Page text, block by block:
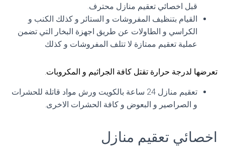
قبل اخصائي تعقيم منازل محترف.
القيام بتنظيف المفروشات و الستائر و كذلك الكنب و
الكراسي و الطاولات عن طريق اجهزة البخار التي تضمن
عملية تعقيم ممتازة لا تتلف المفروشات و كذلك
تعرضها لدرجة حرارة تقتل كافة الجراثيم و المكروبات.
تعقيم منازل 24 ساعة بالكويت ورش مواد قاتلة للحشرات
و الصراصير و البعوض و كافة الحشرات الاخرى.
اخصائي تعقيم منازل